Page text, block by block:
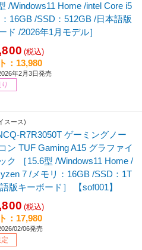
/Windows11 Home /intel Core i5
16GB /SSD：512GB /日本語版
ド /2026年1月モデル］
(税込)
：13,980
年2月3日発売
スース)
R7R3050T ゲーミングノー
ン TUF Gaming A15 グラファイ
ク ［15.6型 /Windows11 Home /
7 /メモリ：16GB /SSD：1T
版キーボード］ 【sof001】
(税込)
：17,980
02/06発売